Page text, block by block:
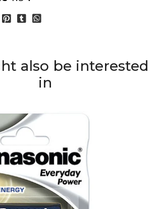
also be interested
in